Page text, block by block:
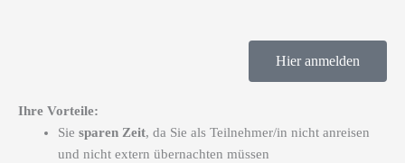
Hier anmelden
Ihre Vorteile:
Sie sparen Zeit, da Sie als Teilnehmer/in nicht anreisen
und nicht extern übernachten müssen